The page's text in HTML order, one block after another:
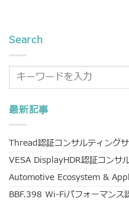
Search
最新記事
Thread認証コンサルティング
VESA DisplayHDR認証コンサ
Automotive Ecosystem &
BBF.398 Wi-Fiパフォーマンス